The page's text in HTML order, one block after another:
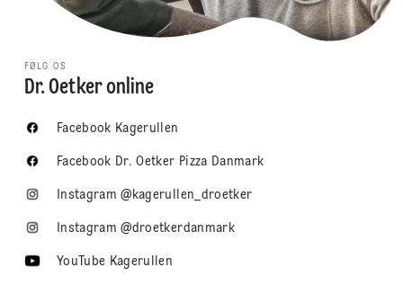
FØLG OS
Dr. Oetker online
Facebook Kagerullen
Facebook Dr. Oetker Pizza Danmark
Instagram @kagerullen_droetker
Instagram @droetkerdanmark
YouTube Kagerullen